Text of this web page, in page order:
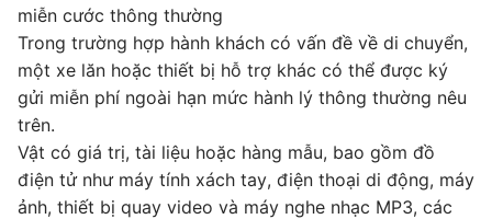
miễn cước thông thường
Trong trường hợp hành khách có vấn đề về di chuyển,
một xe lăn hoặc thiết bị hỗ trợ khác có thể được ký
gửi miễn phí ngoài hạn mức hành lý thông thường nêu
trên.
Vật có giá trị, tài liệu hoặc hàng mẫu, bao gồm đồ
điện tử như máy tính xách tay, điện thoại di động, máy
ảnh, thiết bị quay video và máy nghe nhạc MP3, các